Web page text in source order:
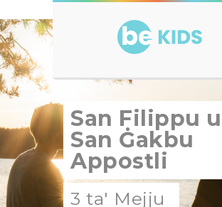
San Filippu u
San Ġakbu
Appostli
3 ta' Mejju